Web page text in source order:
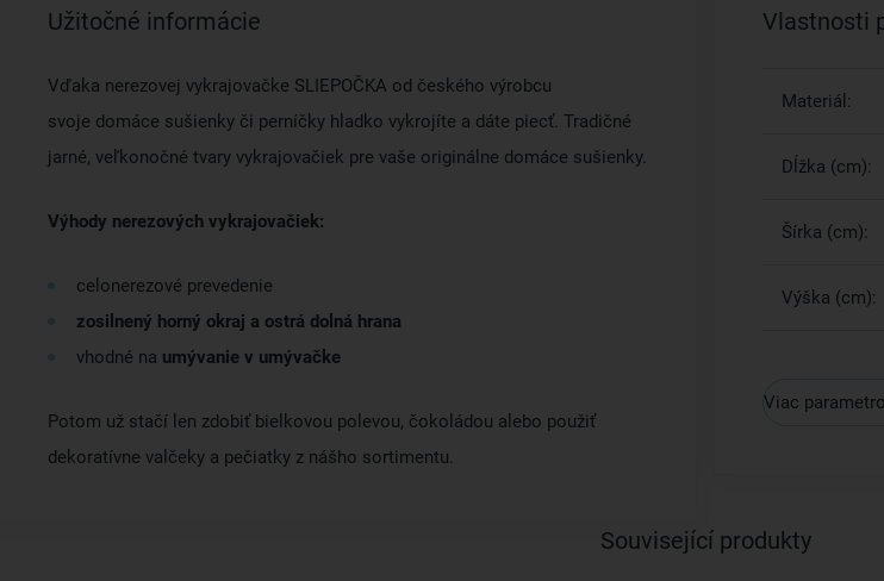
Užitočné informácie
Vďaka nerezovej vykrajovačke SLIEPOČKA od českého výrobcu
svoje domáce sušienky či perníčky hladko vykrojíte a dáte piecť. Tradičné
jarné, veľkonočné tvary vykrajovačiek pre vaše originálne domáce sušienky.
Výhody nerezových vykrajovačiek:
celonerezové prevedenie
zosilnený horný okraj a ostrá dolná hrana
vhodné na umývanie v umývačke
Potom už stačí len zdobiť bielkovou polevou, čokoládou alebo použiť
dekoratívne valčeky a pečiatky z nášho sortimentu.
Vlastnosti
Materiál:
Dĺžka (cm):
Šírka (cm):
Výška (cm):
Viac
Související produkty